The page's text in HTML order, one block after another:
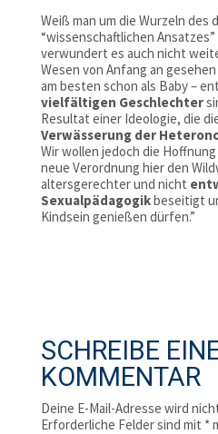
Weiß man um die Wurzeln des
“wissenschaftlichen
verwundert es auch nicht
Wesen von Anfang an
am besten schon als Baby –
vielfältigen Geschlechter
Resultat einer Ideologie, die
Verwässerung der
Wir wollen jedoch die
neue Verordnung hier den
altersgerechter und nicht
Sexualpädagogikbeseitigt
Kindsein genießen dürfen.”
SCHREIBE
KOMMENTAR
Deine E-Mail-Adresse wird
Erforderliche Felder sind mit *